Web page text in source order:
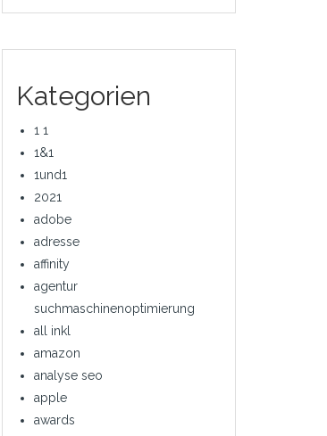
Kategorien
1 1
1&1
1und1
2021
adobe
adresse
affinity
agentur
suchmaschinenoptimierung
all inkl
amazon
analyse seo
apple
awards